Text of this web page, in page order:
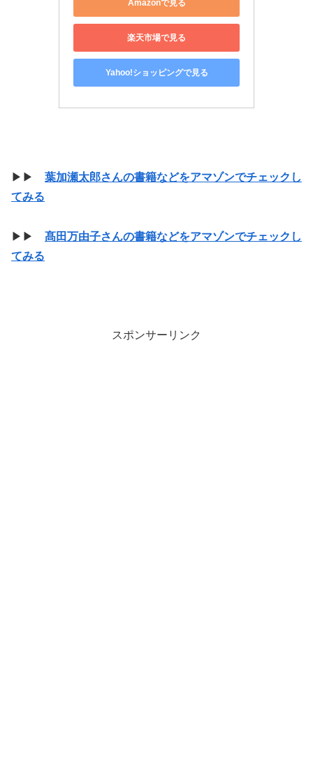
Amazonで見る
楽天市場で見る
Yahoo!ショッピングで見る
▶▶ 葉加瀬太郎さんの書籍などをアマゾンでチェックし
てみる
▶▶ 髙田万由子さんの書籍などをアマゾンでチェックし
てみる
スポンサーリンク